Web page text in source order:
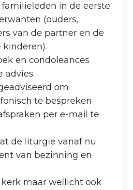
in de eerste
(ouders,
van de partner en de
kinderen).
en condoleances
advies.
om
te bespreken
per e-mail te
de liturgie vanaf nu
van bezinning en
maar wellicht ook